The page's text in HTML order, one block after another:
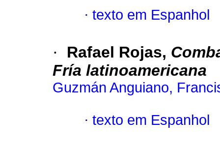
· texto em Espanhol
· Rafael Rojas,
Fría latinoamericana
Guzmán Anguiano,
· texto em Espanhol